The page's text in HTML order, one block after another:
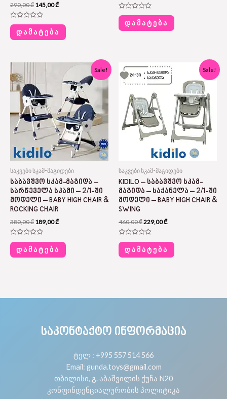
290,00₾ 145,00₾
Rated
out
of
ᲓᲐᲛᲐᲢᲔᲑᲐ
Rated
out
of
ᲓᲐᲛᲐᲢᲔᲑᲐ
Sale!
საკვები სკამ-მაგიდები
ᲡᲐᲑᲐᲕᲨᲕᲝ ᲡᲙᲐᲛ-ᲛᲐᲒᲘᲓᲐ –
ᲡᲐᲠᲬᲔᲕᲔᲚᲐ ᲡᲙᲐᲛᲘ – 2/1-ᲨᲘ
ᲛᲝᲓᲔᲚᲘ – BABY HIGH CHAIR &
ROCKING CHAIR
380,00₾
380,00 ₾.
189,00₾
price
is:
189,00 ₾.
Rated
0
out
of
ᲓᲐᲛᲐᲢᲔᲑᲐ
Sale!
საკვები სკამ-მაგიდები
KIDILO – ᲡᲐᲑᲐᲕᲨᲕᲝ ᲡᲙᲐᲛ-
ᲛᲐᲒᲘᲓᲐ – ᲡᲐᲥᲐᲜᲔᲚᲐ – 2/1-ᲨᲘ
ᲛᲝᲓᲔᲚᲘ – BABY HIGH CHAIR &
SWING
460,00₾
Original
price
was:
229,00₾
Current
price
229,00 ₾.
Rated
0
out
of
ᲓᲐᲛᲐᲢᲔᲑᲐ
ᲡᲐᲙᲝᲜᲢᲐᲥᲢᲝ ᲘᲜᲤᲝᲠᲛᲐᲪᲘᲐ
ტელ : +995 557 514 566
Email: gunda.toys@gmail.com
თბილისი, გ. აბაშვილის ქუჩა N20
კონფინდენციალურობის პოლიტიკა